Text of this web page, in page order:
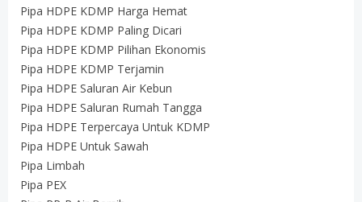
Pipa HDPE KDMP Harga Hemat
Pipa HDPE KDMP Paling Dicari
Pipa HDPE KDMP Pilihan Ekonomis
Pipa HDPE KDMP Terjamin
Pipa HDPE Saluran Air Kebun
Pipa HDPE Saluran Rumah Tangga
Pipa HDPE Terpercaya Untuk KDMP
Pipa HDPE Untuk Sawah
Pipa Limbah
Pipa PEX